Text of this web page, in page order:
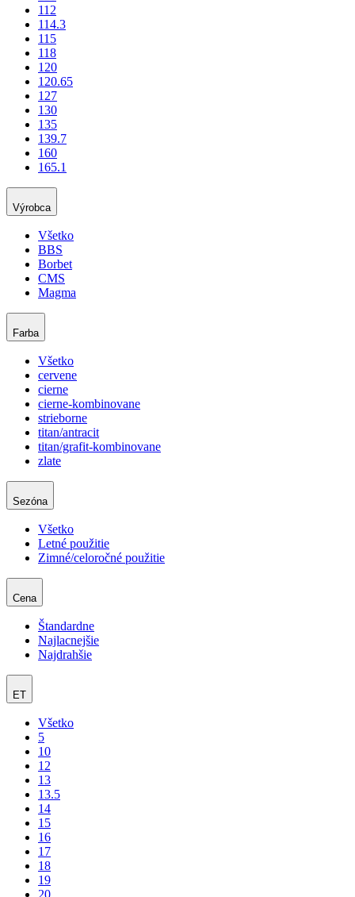
112
114.3
115
118
120
120.65
127
130
135
139.7
160
165.1
Výrobca
Všetko
BBS
Borbet
CMS
Magma
Farba
Všetko
cervene
cierne
cierne-kombinovane
strieborne
titan/antracit
titan/grafit-kombinovane
zlate
Sezóna
Všetko
Letné použitie
Zimné/celoročné použitie
Cena
Štandardne
Najlacnejšie
Najdrahšie
ET
Všetko
5
10
12
13
13.5
14
15
16
17
18
19